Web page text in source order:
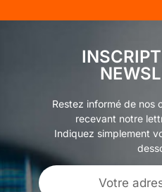
Restez informé de nos
recevant notre
Indiquez simplement